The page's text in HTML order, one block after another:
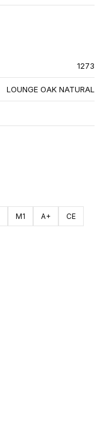
1273
LOUNGE OAK NATURAL
M1 A+ CE